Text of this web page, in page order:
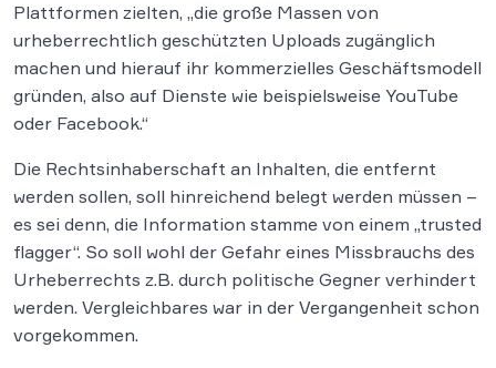
Plattformen zielten, „die große Massen von
urheberrechtlich geschützten Uploads zugänglich
machen und hierauf ihr kommerzielles Geschäftsmodell
gründen, also auf Dienste wie beispielsweise YouTube
oder Facebook.“
Die Rechtsinhaberschaft an Inhalten, die entfernt
werden sollen, soll hinreichend belegt werden müssen –
es sei denn, die Information stamme von einem „trusted
flagger“. So soll wohl der Gefahr eines Missbrauchs des
Urheberrechts z.B. durch politische Gegner verhindert
werden. Vergleichbares war in der Vergangenheit schon
vorgekommen.